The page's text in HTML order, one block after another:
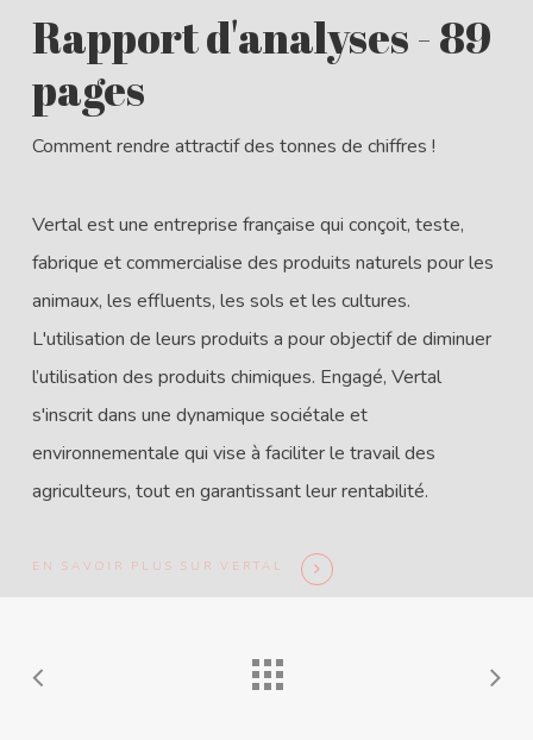
Rapport d'analyses - 89
pages
Comment rendre attractif des tonnes de chiffres !
Vertal est une entreprise française qui conçoit, teste,
fabrique et commercialise des produits naturels pour les
animaux, les effluents, les sols et les cultures.
L'utilisation de leurs produits a pour objectif de diminuer
l’utilisation des produits chimiques. Engagé, Vertal
s'inscrit dans une dynamique sociétale et
environnementale qui vise à faciliter le travail des
agriculteurs, tout en garantissant leur rentabilité.
EN SAVOIR PLUS SUR VERTAL